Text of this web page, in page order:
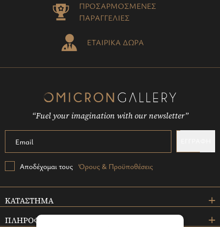
ΠΡΟΣΑΡΜΟΣΜΕΝΕΣ
ΠΑΡΑΓΓΕΛΙΕΣ
ΕΤΑΙΡΙΚΑ ΔΩΡΑ
“Fuel your imagination with our newsletter”
Αποδέχομαι τους Όρους & Προϋποθέσεις
ΚΑΤΑΣΤΗΜΑ
ΠΛΗΡΟΦΟΡΙΕΣ